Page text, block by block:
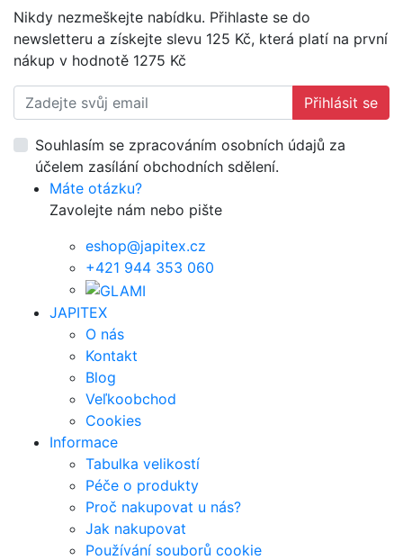
Nikdy nezmeškejte nabídku. Přihlaste se do
newsletteru a získejte slevu 125 Kč, která platí na první
nákup v hodnotě 1275 Kč
Přihlásit se
Souhlasím se zpracováním osobních údajů za
účelem zasílání obchodních sdělení.
Máte otázku?
Zavolejte nám nebo pište
eshop@japitex.cz
+421 944 353 060
JAPITEX
O nás
Kontakt
Blog
Veľkoobchod
Cookies
Informace
Tabulka velikostí
Péče o produkty
Proč nakupovat u nás?
Jak nakupovat
Používání souborů cookie